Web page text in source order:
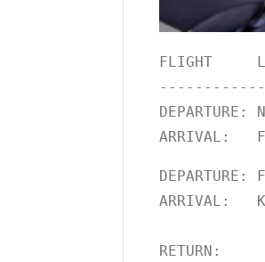
FLIGHT
ARRIVAL:
ARRIVAL:
RETURN: